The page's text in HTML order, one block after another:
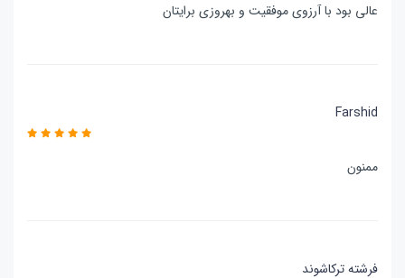
عالی بود با آرزوی موفقیت و بهروزی برایتان
Farshid
ممنون
فرشته ترکاشوند